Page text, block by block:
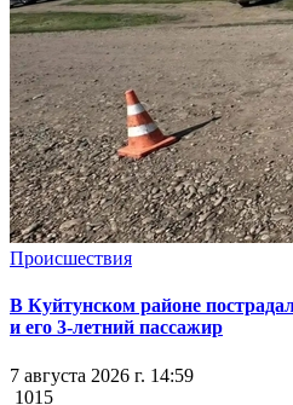
Происшествия
В Куйтунском районе
и его 3-летний пассажир
7 августа 2026 г. 14:59
1015